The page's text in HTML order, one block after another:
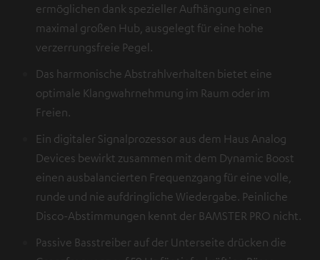
ermöglichen dank spezieller Aufhängung einen
maximal großen Hub, ausgelegt für eine hohe
verzerrungsfreie Pegel.
Das harmonische Abstrahlverhalten bietet eine
optimale Klangwahrnehmung im Raum oder im
Freien.
Ein digitaler Signalprozessor aus dem Haus Analog
Devices bewirkt zusammen mit dem Dynamic Boost
einen ausbalancierten Frequenzgang für eine volle,
runde und nie aufdringliche Wiedergabe. Peinliche
Disco-Abstimmungen kennt der BAMSTER PRO nicht.
Passive Basstreiber auf der Unterseite drücken die